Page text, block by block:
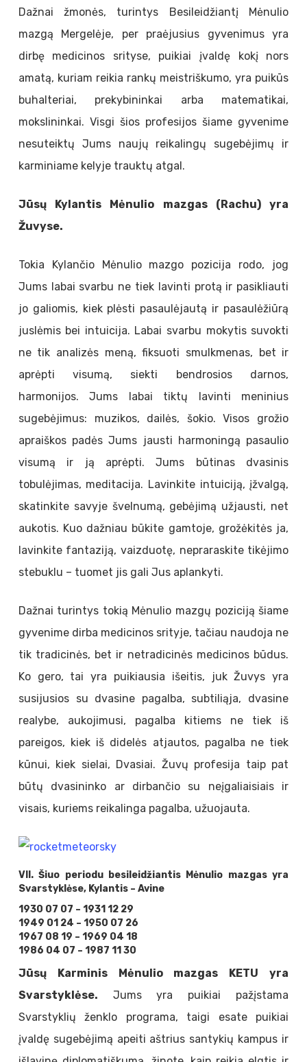
Dažnai žmonės, turintys Besileidžiantį Mėnulio
mazgą Mergelėje, per praėjusius gyvenimus yra
dirbę medicinos srityse, puikiai įvaldę kokį nors
amatą, kuriam reikia rankų meistriškumo, yra puikūs
buhalteriai, prekybininkai arba matematikai,
mokslininkai. Visgi šios profesijos šiame gyvenime
nesuteiktų Jums naujų reikalingų sugebėjimų ir
karminiame kelyje trauktų atgal.
Jūsų Kylantis Mėnulio mazgas (Rachu) yra
Žuvyse.
Tokia Kylančio Mėnulio mazgo pozicija rodo, jog
Jums labai svarbu ne tiek lavinti protą ir pasikliauti
jo galiomis, kiek plėsti pasaulėjautą ir pasaulėžiūrą
juslėmis bei intuicija. Labai svarbu mokytis suvokti
ne tik analizės meną, fiksuoti smulkmenas, bet ir
aprėpti visumą, siekti bendrosios darnos,
harmonijos. Jums labai tiktų lavinti meninius
sugebėjimus: muzikos, dailės, šokio. Visos grožio
apraiškos padės Jums jausti harmoningą pasaulio
visumą ir ją aprėpti. Jums būtinas dvasinis
tobulėjimas, meditacija. Lavinkite intuiciją, įžvalgą,
skatinkite savyje švelnumą, gebėjimą užjausti, net
aukotis. Kuo dažniau būkite gamtoje, grožėkitės ja,
lavinkite fantaziją, vaizduotę, nepraraskite tikėjimo
stebuklu – tuomet jis gali Jus aplankyti.
Dažnai turintys tokią Mėnulio mazgų poziciją šiame
gyvenime dirba medicinos srityje, tačiau naudoja ne
tik tradicinės, bet ir netradicinės medicinos būdus.
Ko gero, tai yra puikiausia išeitis, juk Žuvys yra
susijusios su dvasine pagalba, subtiliąja, dvasine
realybe, aukojimusi, pagalba kitiems ne tiek iš
pareigos, kiek iš didelės atjautos, pagalba ne tiek
kūnui, kiek sielai, Dvasiai. Žuvų profesija taip pat
būtų dvasininko ar dirbančio su neįgaliaisiais ir
visais, kuriems reikalinga pagalba, užuojauta.
VII. Šiuo periodu besileidžiantis Mėnulio mazgas yra
Svarstyklėse, Kylantis – Avine
1930 07 07 – 1931 12 29
1949 01 24 – 1950 07 26
1967 08 19 – 1969 04 18
1986 04 07 – 1987 11 30
Jūsų Karminis Mėnulio mazgas KETU yra
Svarstyklėse. Jums yra puikiai pažįstama
Svarstyklių ženklo programa, taigi esate puikiai
įvaldę sugebėjimą apeiti aštrius santykių kampus ir